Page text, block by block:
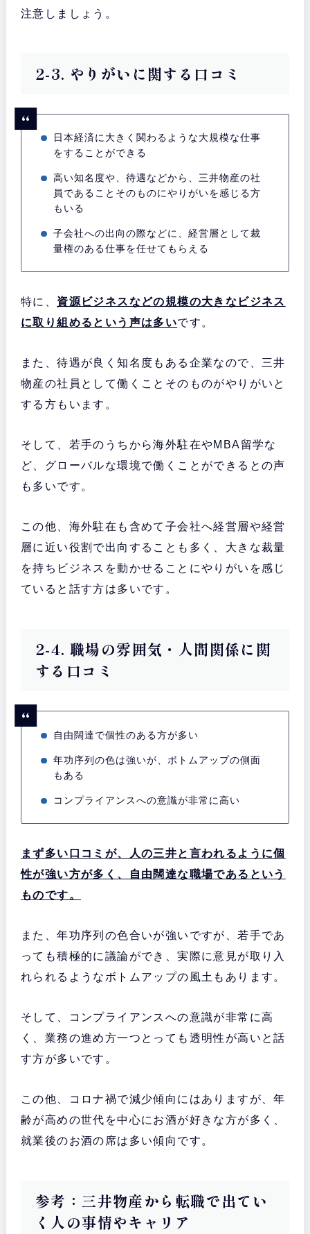
注意しましょう。
2-3. やりがいに関する口コミ
日本経済に大きく関わるような大規模な仕事
をすることができる
高い知名度や、待遇などから、三井物産の社
員であることそのものにやりがいを感じる方
もいる
子会社への出向の際などに、経営層として裁
量権のある仕事を任せてもらえる
特に、 資源ビジネスなどの規模の大きなビジネス
に取り組めるという声は多いです。
また、待遇が良く知名度もある企業なので、三井
物産の社員として働くことそのものがやりがいと
する方もいます。
そして、若手のうちから海外駐在やMBA留学な
ど、グローバルな環境で働くことができるとの声
も多いです。
この他、海外駐在も含めて子会社へ経営層や経営
層に近い役割で出向することも多く、大きな裁量
を持ちビジネスを動かせることにやりがいを感じ
ていると話す方は多いです。
2-4. 職場の雰囲気・人間関係に関
する口コミ
自由闊達で個性のある方が多い
年功序列の色は強いが、ボトムアップの側面
もある
コンプライアンスへの意識が非常に高い
まず多い口コミが、人の三井と言われるように個
性が強い方が多く、自由闊達な職場であるという
ものです。
また、年功序列の色合いが強いですが、若手であ
っても積極的に議論ができ、実際に意見が取り入
れられるようなボトムアップの風土もあります。
そして、コンプライアンスへの意識が非常に高
く、業務の進め方一つとっても透明性が高いと話
す方が多いです。
この他、コロナ禍で減少傾向にはありますが、年
齢が高めの世代を中心にお酒が好きな方が多く、
就業後のお酒の席は多い傾向です。
参考：三井物産から転職で出てい
く人の事情やキャリア